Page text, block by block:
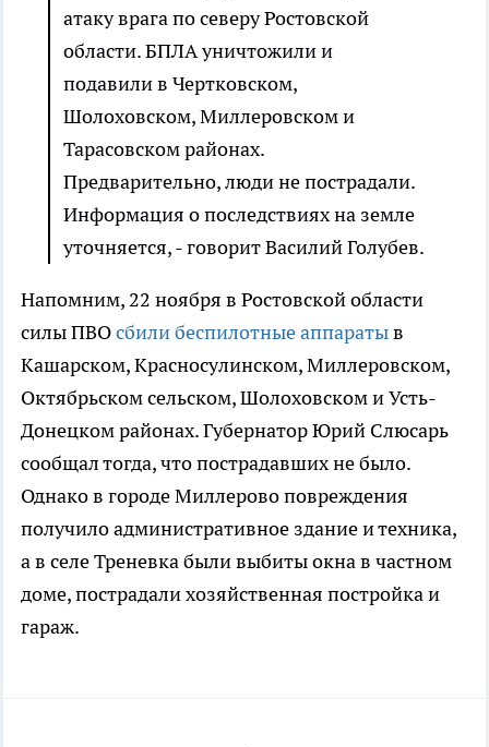
атаку врага по северу Ростовской
области. БПЛА уничтожили и
подавили в Чертковском,
Шолоховском, Миллеровском и
Тарасовском районах.
Предварительно, люди не пострадали.
Информация о последствиях на земле
уточняется, - говорит Василий Голубев.
Напомним, 22 ноября в Ростовской области
силы ПВОсбили беспилотные аппаратыв
Кашарском, Красносулинском, Миллеровском,
Октябрьском сельском, Шолоховском и Усть-
Донецком районах. Губернатор Юрий Слюсарь
сообщал тогда, что пострадавших не было.
Однако в городе Миллерово повреждения
получило административное здание и техника,
а в селе Треневка были выбиты окна в частном
доме, пострадали хозяйственная постройка и
гараж.